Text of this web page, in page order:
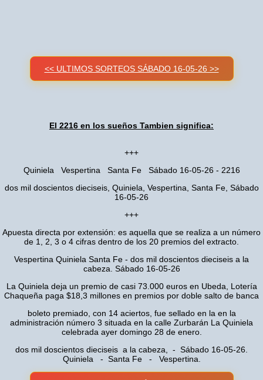
<< ULTIMOS SORTEOS SÁBADO 16-05-26 >>
El 2216 en los sueños Tambien significa:
+++
Quiniela Vespertina Santa Fe Sábado 16-05-26 - 2216
dos mil doscientos dieciseis, Quiniela, Vespertina, Santa Fe, Sábado
16-05-26
+++
Apuesta directa por extensión: es aquella que se realiza a un número
de 1, 2, 3 o 4 cifras dentro de los 20 premios del extracto.
Vespertina Quiniela Santa Fe - dos mil doscientos dieciseis a la
cabeza. Sábado 16-05-26
La Quiniela deja un premio de casi 73.000 euros en Ubeda, Lotería
Chaqueña paga $18,3 millones en premios por doble salto de banca
boleto premiado, con 14 aciertos, fue sellado en la en la
administración número 3 situada en la calle Zurbarán La Quiniela
celebrada ayer domingo 28 de enero.
dos mil doscientos dieciseis a la cabeza, - Sábado 16-05-26.
Quiniela - Santa Fe - Vespertina.